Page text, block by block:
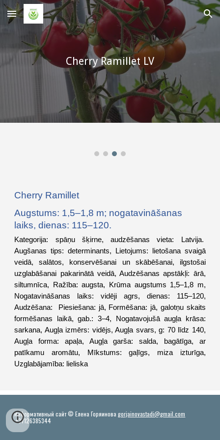
Skip to main content Skip to navigation
Cherry Ramillet LV
Cherry Ramillet
Augstums: 1,5–1,8 m; nogatavināšanas
laiks, dienas: 115–120.
Kategorija: spāņu šķirne, audzēšanas vieta: Latvija.
Augšanas tips: determinants, Lietojums: lietošana svaigā
veidā, salātos, konservēšanai un skābēšanai, ilgstošai
uzglabāšanai pakarinātā veidā, Audzēšanas apstākļi: ārā,
siltumnīca, Ražība: augsta, Krūma augstums 1,5–1,8 m,
Nogatavināšanas laiks: vidēji agrs, dienas: 115–120,
Audzēšana: Piesiešana: jā, Formēšana: jā, galotņu skaits
formēšanas laikā, gab.: 3–4, Nogatavojušā augļa krāsa:
sarkana, Augļa izmērs: vidējs, Augļa svars, g: 70 līdz 140,
Augļa forma: apaļa, Augļa garša: salda, bagātīga, ar
patīkamu aromātu, Mīkstums: gaļīgs, miza izturīga,
Uzglabājamība: lieliska
Информативный сайт © Елена Горяиноваgorjainovastadi@gmail.com
+37126385344